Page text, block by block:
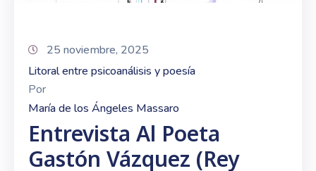
25 noviembre, 2025
Litoral entre psicoanálisis y poesía
Por
María de los Ángeles Massaro
Entrevista Al Poeta
Gastón Vázquez (Rey